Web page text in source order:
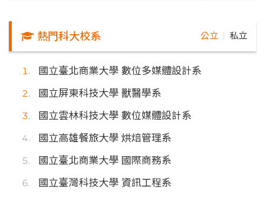
熱門科大校系 公立 私立
國立臺北商業大學 數位多媒體設計系
國立屏東科技大學 獸醫學系
國立雲林科技大學 數位媒體設計系
國立高雄餐旅大學 烘焙管理系
國立臺北商業大學 國際商務系
國立臺灣科技大學 資訊工程系